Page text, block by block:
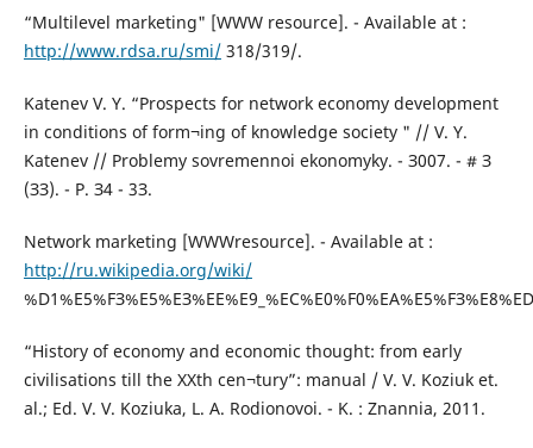
“Multilevel marketing" [WWW resource]. - Available at :
http://www.rdsa.ru/smi/318/319/.
Katenev V. Y. “Prospects for network economy development
in conditions of form¬ing of knowledge society " // V. Y.
Katenev // Problemy sovremennoi ekonomyky. - З007. - # З
(ЗЗ). - P. З4 - 3З.
Network marketing [WWWresource]. - Available at :
http://ru.wikipedia.org/wiki/
“History of economy and economic thought: from early
civilisations till the XXth cen¬tury”: manual / V. V. Koziuk et.
al.; Ed. V. V. Koziuka, L. A. Rodionovoi. - K. : Znannia, 2011.